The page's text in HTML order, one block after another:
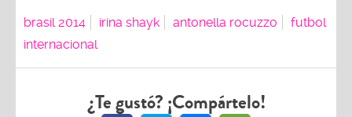
brasil 2014 irina shayk antonella rocuzzo
futbol
internacional
¿Te gustó? ¡Compártelo!